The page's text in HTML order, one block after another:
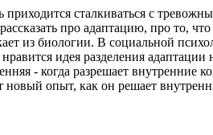
приходится сталкиваться с
про адаптацию, про то,
из биологии. В социальной
идея разделения
- когда разрешает
опыт, как он решает